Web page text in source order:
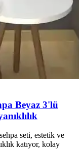
Beyaz 3'lü
seti, estetik ve
katıyor, kolay